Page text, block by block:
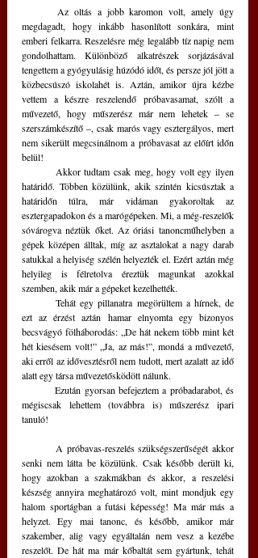
megdagadt, hogy inkább hasonlított sonkára, mint
emberi felkarra. Reszelésre még legalább tíz napig nem
gondolhattam. Különböző alkatrészek sorjázásával
tengettem a gyógyulásig húzódó időt, és persze jól jött a
közbecsúszó iskolahét is. Aztán, amikor újra kézbe
vettem a készre reszelendő próbavasamat, szólt a
művezető, hogy műszerész már nem lehetek – se
szerszámkészítő –, csak marós vagy esztergályos, mert
nem sikerült megcsinálnom a próbavasat az előírt időn
belül!
határidő. Többen közülünk, akik szintén kicsúsztak a
határidőn túlra, már vidáman gyakoroltak az
esztergapadokon és a marógépeken. Mi, a még-reszelők
sóvárogva néztük őket. Az óriási tanoncműhelyben a
gépek középen álltak, míg az asztalokat a nagy darab
satukkal a helyiség szélén helyezték el. Ezért aztán még
helyileg is félretolva éreztük magunkat azokkal
szemben, akik már a gépeket kezelhették.
	Tehát egy pillanatra megörültem a hírnek, de
ezt az érzést aztán hamar elnyomta egy bizonyos
becsvágyó fölháborodás: „De hát nekem több mint két
hét kiesésem volt!” „Ja, az más!”, mondá a művezető,
aki erről az idővesztésről nem tudott, mert azalatt az idő
alatt egy társa művezetősködött nálunk.
	Ezután gyorsan befejeztem a próbadarabot, és
mégiscsak lehettem (továbbra is) műszerész ipari
tanuló!
senki nem látta be közülünk. Csak később derült ki,
hogy azokban a szakmákban és akkor, a reszelési
készség annyira meghatározó volt, mint mondjuk egy
halom sportágban a futási képesség! Ma már más a
helyzet. Egy mai tanonc, és később, amikor már
szakember, alig vagy egyáltalán nem vesz a kezébe
reszelőt. De hát ma már kőbaltát sem gyártunk, tehát